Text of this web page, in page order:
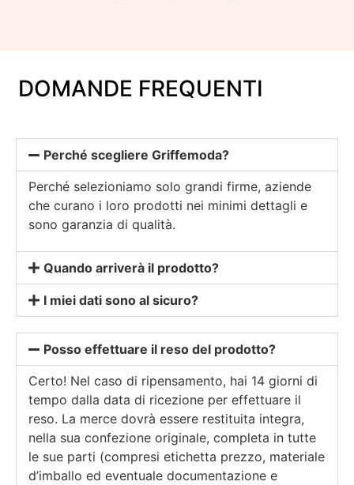
DOMANDE FREQUENTI
Perché scegliere Griffemoda?
Perché selezioniamo solo grandi firme, aziende
che curano i loro prodotti nei minimi dettagli e
sono garanzia di qualità.
Quando arriverà il prodotto?
I miei dati sono al sicuro?
Posso effettuare il reso del prodotto?
Certo! Nel caso di ripensamento, hai 14 giorni di
tempo dalla data di ricezione per effettuare il
reso. La merce dovrà essere restituita integra,
nella sua confezione originale, completa in tutte
le sue parti (compresi etichetta prezzo, materiale
d’imballo ed eventuale documentazione e